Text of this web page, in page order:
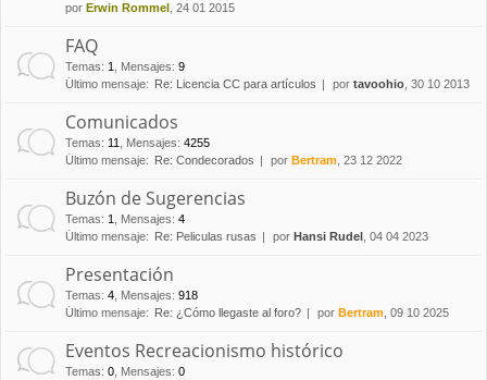
por Erwin Rommel , 24 01 2015
FAQ
Temas: 1 Mensajes: 9
Último mensaje:
Re: Licencia CC para artículos por tavoohio , 30 10 2013
Comunicados
Temas: 11 Mensajes: 4255
Último mensaje:
Re: Condecorados por Bertram , 23 12 2022
Buzón de Sugerencias
Temas: 1 Mensajes: 4
Último mensaje:
Re: Peliculas rusas por Hansi Rudel , 04 04 2023
Presentación
Temas: 4 Mensajes: 918
Último mensaje:
Re: ¿Cómo llegaste al foro? por Bertram , 09 10 2025
Eventos Recreacionismo histórico
Temas: 0 Mensajes: 0